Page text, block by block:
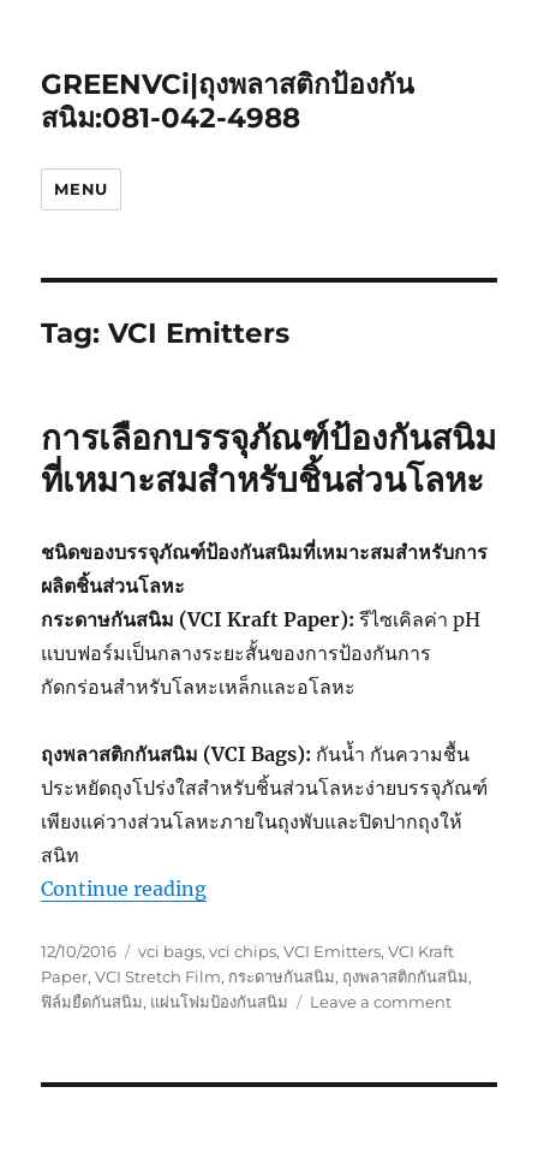
GREENVCi|ถุงพลาสติกป้องกัน
สนิม:081-042-4988
MENU
Tag:VCI Emitters
การเลือกบรรจุภัณฑ์ป้องกันสนิม
ที่เหมาะสมสำหรับชิ้นส่วนโลหะ
ชนิดของบรรจุภัณฑ์ป้องกันสนิมที่เหมาะสมสำหรับการ
ผลิตชิ้นส่วนโลหะ
กระดาษกันสนิม (VCI Kraft Paper): รีไซเคิลค่า pH
แบบฟอร์มเป็นกลางระยะสั้นของการป้องกันการ
กัดกร่อนสำหรับโลหะเหล็กและอโลหะ
ถุงพลาสติกกันสนิม (VCI Bags): กันน้ำ กันความชื้น
ประหยัดถุงโปร่งใสสำหรับชิ้นส่วนโลหะง่ายบรรจุภัณฑ์
เพียงแค่วางส่วนโลหะภายในถุงพับและปิดปากถุงให้
สนิท
Continue reading“การเลือกบรรจุภัณฑ์ป้องกันสนิมที่เหม
Posted
on
12/10/2016 Tags
vci bags,vci chips,VCI Emitters,VCI Kraft
Paper,VCI Stretch Film, กระดาษกันสนิม, ถุงพลาสติกกันสนิม,
ฟิล์มยืดกันสนิม, แผ่นโฟมป้องกันสนิม Leave a commenton